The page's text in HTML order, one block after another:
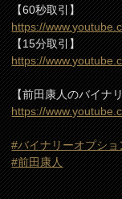
【60秒取引】
https://
【15分取引】
https://
【前田康人のバイナ
https://
#バイナリーオプショ
#前田康人